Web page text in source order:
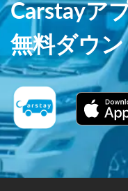
Carstayア
無料ダウ